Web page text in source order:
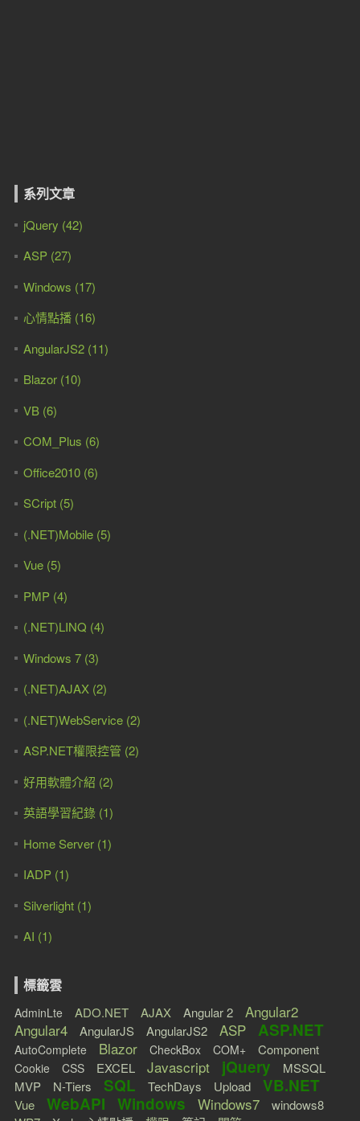
系列文章
jQuery (42)
ASP (27)
Windows (17)
心情點播 (16)
AngularJS2 (11)
Blazor (10)
VB (6)
COM_Plus (6)
Office2010 (6)
SCript (5)
(.NET)Mobile (5)
Vue (5)
PMP (4)
(.NET)LINQ (4)
Windows 7 (3)
(.NET)AJAX (2)
(.NET)WebService (2)
ASP.NET權限控管 (2)
好用軟體介紹 (2)
英語學習紀錄 (1)
Home Server (1)
IADP (1)
Silverlight (1)
AI (1)
標籤雲
AdminLte ADO.NET AJAX Angular 2
Angular2
Angular4
AngularJS AngularJS2 ASP ASP.NET
AutoComplete Blazor CheckBox COM+ Component
Cookie CSS EXCEL Javascript jQuery
MSSQL
MVP
N-Tiers SQL TechDays Upload VB.NET
Vue WebAPI Windows Windows7
windows8